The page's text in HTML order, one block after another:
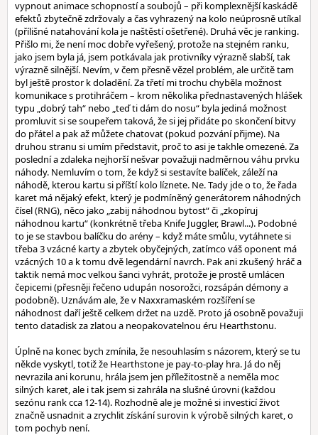
vypnout animace schopností a soubojů – při komplexnější kaskádě
efektů zbytečně zdržovaly a čas vyhrazený na kolo neúprosně utíkal
(přílišné natahování kola je naštěstí ošetřené). Druhá věc je ranking.
Přišlo mi, že není moc dobře vyřešený, protože na stejném ranku,
jako jsem byla já, jsem potkávala jak protivníky výrazně slabší, tak
výrazně silnější. Nevím, v čem přesně vězel problém, ale určitě tam
byl ještě prostor k doladění. Za třetí mi trochu chyběla možnost
komunikace s protihráčem – krom několika přednastavených hlášek
typu „dobrý tah“ nebo „teď ti dám do nosu“ byla jediná možnost
promluvit si se soupeřem taková, že si jej přidáte po skončení bitvy
do přátel a pak až můžete chatovat (pokud pozvání přijme). Na
druhou stranu si umím představit, proč to asi je takhle omezené. Za
poslední a zdaleka nejhorší nešvar považuji nadměrnou váhu prvku
náhody. Nemluvím o tom, že když si sestavíte balíček, záleží na
náhodě, kterou kartu si příští kolo líznete. Ne. Tady jde o to, že řada
karet má nějaký efekt, který je podmíněný generátorem náhodných
čísel (RNG), něco jako „zabij náhodnou bytost“ či „zkopíruj
náhodnou kartu“ (konkrétně třeba Knife Juggler, Brawl...). Podobné
to je se stavbou balíčku do arény – když máte smůlu, vytáhnete si
třeba 3 vzácné karty a zbytek obyčejných, zatímco váš oponent má
vzácných 10 a k tomu dvě legendární navrch. Pak ani zkušený hráč a
taktik nemá moc velkou šanci vyhrát, protože je prostě umlácen
čepicemi (přesněji řečeno udupán nosorožci, rozsápán démony a
podobně). Uznávám ale, že v Naxxramaském rozšíření se
náhodnost daří ještě celkem držet na uzdě. Proto já osobně považuji
tento datadisk za zlatou a neopakovatelnou éru Hearthstonu.
Úplně na konec bych zmínila, že nesouhlasím s názorem, který se tu
někde vyskytl, totiž že Hearthstone je pay-to-play hra. Já do něj
nevrazila ani korunu, hrála jsem jen příležitostně a neměla moc
silných karet, ale i tak jsem si zahrála na slušné úrovni (každou
sezónu rank cca 12-14). Rozhodně ale je možné si investicí život
značně usnadnit a zrychlit získání surovin k výrobě silných karet, o
tom pochyb není.